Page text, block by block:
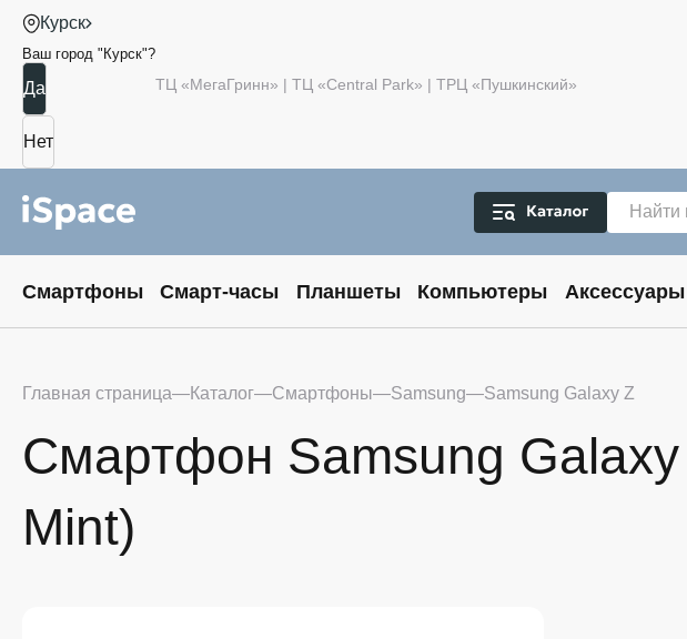
Курск
Ваш город " Курск"?
ТЦ «МегаГринн» | ТЦ «Central Park» | ТРЦ «Пушкинский»
Смартфоны Смарт-часы Планшеты Компьютеры Аксессуары
Главная страница Каталог Смартфоны Samsung Samsung Galaxy Z
Смартфон Samsung
Mint)